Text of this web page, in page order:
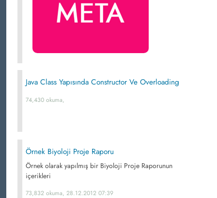
Java Class Yapısında Constructor Ve Overloading
74,430 okuma,
Örnek Biyoloji Proje Raporu
Örnek olarak yapılmış bir Biyoloji Proje Raporunun
içerikleri
73,832 okuma, 28.12.2012 07:39